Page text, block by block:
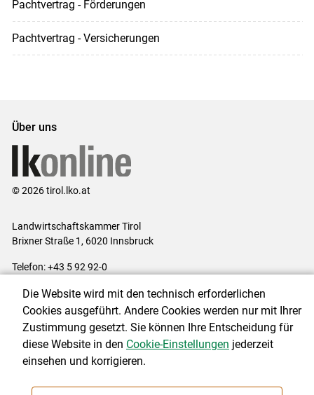
Pachtvertrag - Förderungen
Pachtvertrag - Versicherungen
Über uns
© 2026 tirol.lko.at
Landwirtschaftskammer Tirol
Brixner Straße 1, 6020 Innsbruck
Telefon: +43 5 92 92-0
Impressum|Kontakt|Datenschutzerklärung|Barrierefreiheit|
Cookie-Einstellungen
NEWSLETTER
Die Website wird mit den technisch erforderlichen
Cookies ausgeführt. Andere Cookies werden nur mit Ihrer
Zustimmung gesetzt. Sie können Ihre Entscheidung für
diese Website in den Cookie-Einstellungen jederzeit
einsehen und korrigieren.